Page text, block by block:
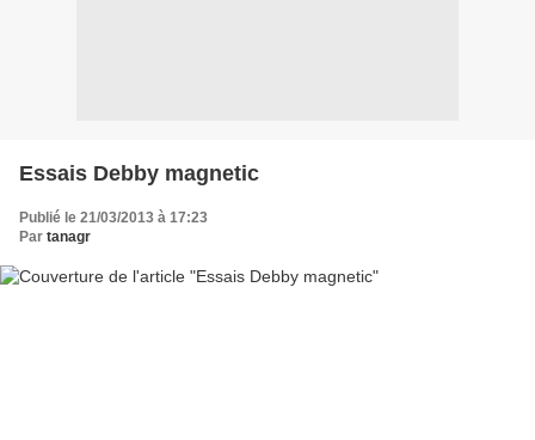
Essais Debby magnetic
Publié le 21/03/2013 à 17:23
Par tanagr